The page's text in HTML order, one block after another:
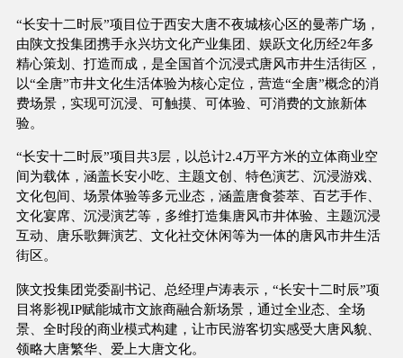
“长安十二时辰”项目位于西安大唐不夜城核心区的曼蒂广场，
由陕文投集团携手永兴坊文化产业集团、娱跃文化历经2年多
精心策划、打造而成，是全国首个沉浸式唐风市井生活街区，
以“全唐”市井文化生活体验为核心定位，营造“全唐”概念的消
费场景，实现可沉浸、可触摸、可体验、可消费的文旅新体
验。
“长安十二时辰”项目共3层，以总计2.4万平方米的立体商业空
间为载体，涵盖长安小吃、主题文创、特色演艺、沉浸游戏、
文化包间、场景体验等多元业态，涵盖唐食荟萃、百艺手作、
文化宴席、沉浸演艺等，多维打造集唐风市井体验、主题沉浸
互动、唐乐歌舞演艺、文化社交休闲等为一体的唐风市井生活
街区。
陕文投集团党委副书记、总经理卢涛表示，“长安十二时辰”项
目将影视IP赋能城市文旅商融合新场景，通过全业态、全场
景、全时段的商业模式构建，让市民游客切实感受大唐风貌、
领略大唐繁华、爱上大唐文化。